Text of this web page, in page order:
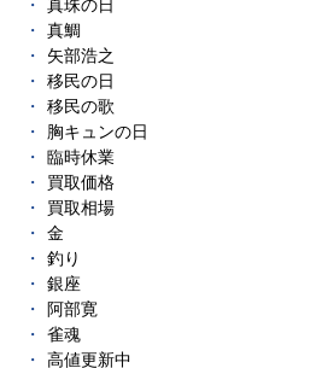
真珠の日
真鯛
矢部浩之
移民の日
移民の歌
胸キュンの日
臨時休業
買取価格
買取相場
金
釣り
銀座
阿部寛
雀魂
高値更新中